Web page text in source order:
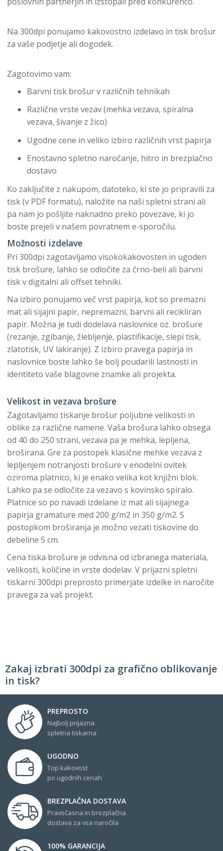
Na 300dpi ponujamo kakovostno izdelavo in tisk brošur
za vaše podjetje ali dogodek.
Zagotovimo vam:
Barvni tisk brošur v različnih tehnikah
Različne vrste vezav (mehka vezava, spiralna
vezava, šivanje z žico)
Ugodne cene in veliko izbiro različnih vrst papirja
Enostavno spletno naročanje, hitro in brezplačno
dostavo
Ko zaključite z nakupom, datoteko, ki ste jo pripravili za
tisk (v PDF formatu), naložite na naši spletni strani ali
pa nam jo pošljite naknadno preko povezave, ki jo
boste prejeli v našem povratnem e-sporočilu.
Možnosti izdelave
Pri 300dpi zagotavljamo visokokakovosten in ugoden
tisk brošure, lahko se odločite za črno-beli ali barvni
tisk v digitalni ali offset tehniki.
Na izbiro ponujamo več vrst papirja, kot so premazni
mat ali sijajni papir, nepremazni, barvni ali recikliran
papir. Možna je tudi dodelava naslovnice oz. brošure
(rezanje, zgibanje, žlebljenje, plastifikacije, slepi tisk,
zlatotisk, UV lakiranje). Z izbiro pravega papirja in
naslovnice boste lahko še bolj poudarili lastnosti in
identiteto vaše blagovne znamke ali projekta.
Velikost in vezava brošure
Zagotavljamo tiskanje brošur poljubne velikosti in
oblike za različne namene. Vaša brošura lahko obsega
od 40 do 250 strani, vezava pa je mehka, lepljena,
broširana. Gre za postopek klasične mehke vezava z
lepljenjem notranjosti brošure v enodelni ovitek
oziroma platnico, ki je enako velika kot knjižni blok.
Lahko pa se odločite za vezavo s kovinsko spiralo.
Platnice so po navadi izdelane iz mat ali sijajnega
papirja gramature med 200 g/m2 in 350 g/m2. S
postopkom broširanja je možno vezati tiskovine do
debeline 5 cm.
Cena tiska brošure je odvisna od izbranega materiala,
velikosti, količine in vrste dodelav. V prijazni spletni
tiskarni 300dpi preprosto primerjate izdelke in naročite
pravega za vaš projekt.
Zakaj izbrati 300dpi za grafično oblikovanje
in tisk?
PREPROSTO
Najbolj prijazna
spletna tiskarna
UGODNO
Top kakovost
po ugodnih cenah
BREZPLAČNA DOSTAVA
Pravočasna in brezplačna
dostava za vsa naročila
100% GARANCIJA